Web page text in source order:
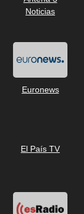
Noticias
Euronews
El País TV